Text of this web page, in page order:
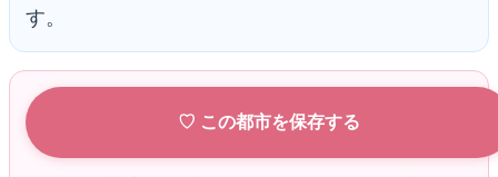
す。
♡ この都市を保存する